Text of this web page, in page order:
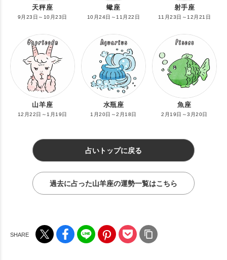
天秤座
9月23日～10月23日
蠍座
10月24日～11月22日
射手座
11月23日～12月21日
山羊座
12月22日～1月19日
水瓶座
1月20日～2月18日
魚座
2月19日～3月20日
占いトップに戻る
過去に占った山羊座の運勢一覧はこちら